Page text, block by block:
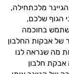
מלכתחילה,
הגוף שלכם,
בחוכמה
של אבקות החלבון
את מה שנראה לנו
אבקת חלבון